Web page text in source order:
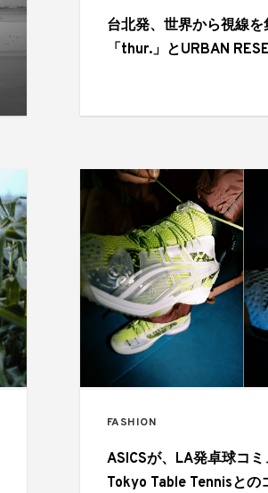
台北発、世界から視線
「thur.」とURBAN
FASHION
ASICSが、LA発卓球コ
Tokyo Table Tennisとの